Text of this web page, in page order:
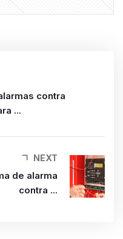
contra
...
NEXT
de alarma
contra ...